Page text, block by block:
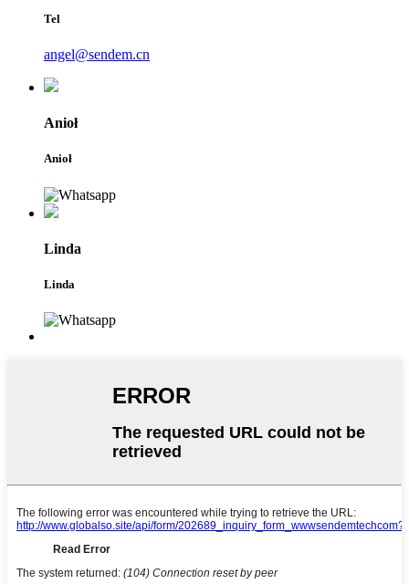
Tel
angel@sendem.cn
Anioł
Anioł
Linda
Linda